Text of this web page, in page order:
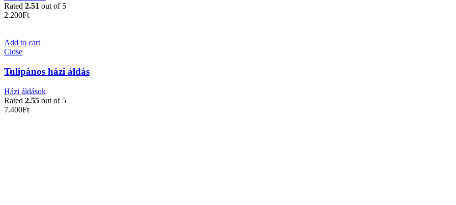
Rated 2.51 out of 5
2.200Ft
Add to cart
Close
Tulipános házi áldás
Házi áldások
Rated 2.55 out of 5
7.400Ft